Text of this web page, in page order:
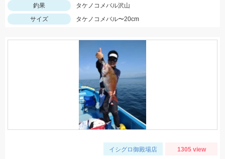
釣果
タケノコメバル沢山
サイズ
タケノコメバル〜20cm
イシグロ御殿場店 1305 view